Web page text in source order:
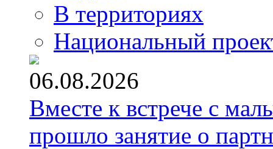
В территориях
Национальный
06.08.2026
Вместе к встрече с
прошло занятие о